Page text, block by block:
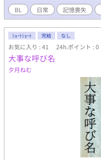
BL 日常 記憶喪失
ｼｮｰﾄｼｮｰﾄ 完結 なし
お気に入り : 41 24h.ポイント : 0
大事な呼び名
夕月ねむ